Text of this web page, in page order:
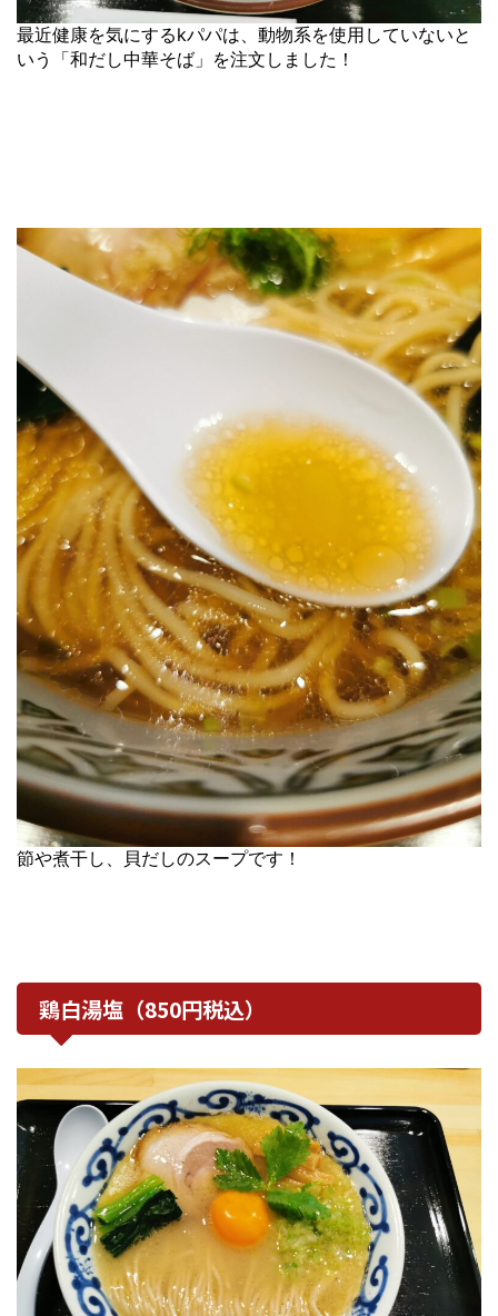
最近健康を気にするkパパは、動物系を使用していないと
いう「和だし中華そば」を注文しました！
節や煮干し、貝だしのスープです！
鶏白湯塩（850円税込）